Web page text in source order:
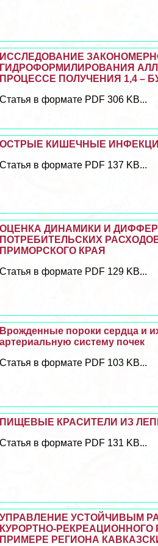
ИССЛЕДОВАНИЕ
ГИДРОФОРМИЛИРОВАНИЯ
ПРОЦЕССЕ ПОЛУЧЕНИЯ 1,4 –
Статья в формате PDF 306 KB...
ОСТРЫЕ КИШЕЧНЫЕ ИНФЕКЦИИ
Статья в формате PDF 137 KB...
ОЦЕНКА ДИНАМИКИ И
ПОТРЕБИТЕЛЬСКИХ
ПРИМОРСКОГО КРАЯ
Статья в формате PDF 129 KB...
Врожденные пороки сердца и
артериальную систему почек
Статья в формате PDF 103 KB...
ПИЩЕВЫЕ КРАСИТЕЛИ ИЗ
Статья в формате PDF 131 KB...
УПРАВЛЕНИЕ УСТОЙЧИВЫМ
КУРОРТНО-РЕКРЕАЦИОННОГО
ПРИМЕРЕ РЕГИОНА